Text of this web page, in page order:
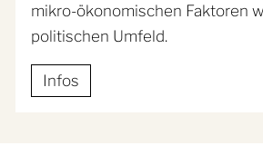
mikro-ökonomischen Faktoren
politischen Umfeld.
Infos